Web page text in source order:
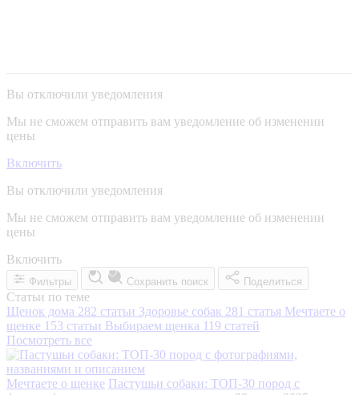
Вы отключили уведомления
Мы не сможем отправить вам уведомление об изменении
цены
Включить
Вы отключили уведомления
Мы не сможем отправить вам уведомление об изменении
цены
Включить
Фильтры Сохранить поиск Поделиться
Статьи по теме
Щенок дома 282 статьи Здоровье собак 281 статья Мечтаете о
щенке 153 статьи Выбираем щенка 119 статей
Посмотреть все
Мечтаете о щенке Пастушьи собаки: ТОП-30 пород с